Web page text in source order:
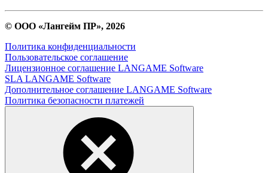
© ООО «Лангейм ПР», 2026
Политика конфиденциальности
Пользовательское соглашение
Лицензионное соглашение LANGAME Software
SLA LANGAME Software
Дополнительное соглашение LANGAME Software
Политика безопасности платежей